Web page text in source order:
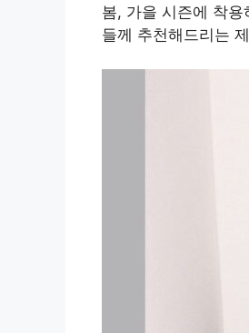
봄, 가을 시즌에 착
들께 추천해드리는